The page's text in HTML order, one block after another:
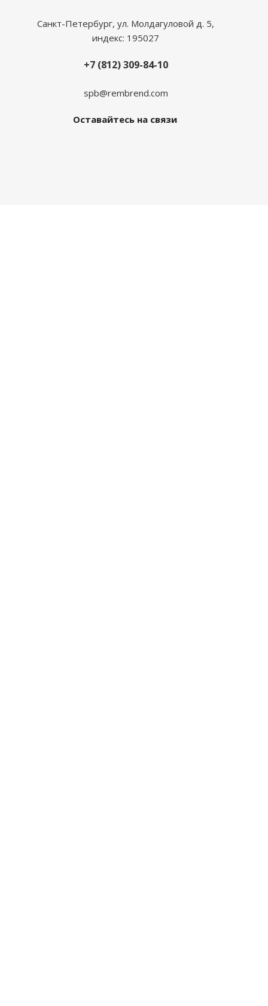
Санкт-Петербург, ул. Молдагуловой д. 5,
индекс: 195027
+7 (812) 309-84-10
spb@rembrend.com
Оставайтесь на связи